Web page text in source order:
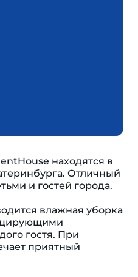
находятся в
Отличный
и гостей города.
влажная уборка
гостя. При
приятный